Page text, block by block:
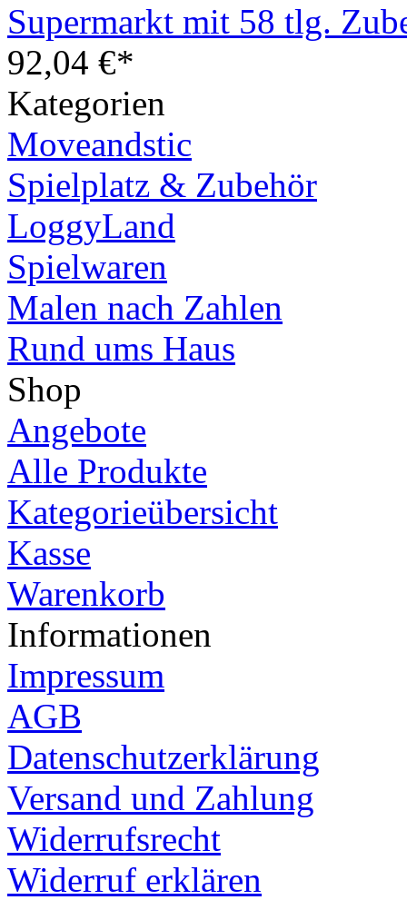
Supermarkt mit 58 tlg.
92,04 €*
Kategorien
Moveandstic
Spielplatz & Zubehör
LoggyLand
Spielwaren
Malen nach Zahlen
Rund ums Haus
Shop
Angebote
Alle Produkte
Kategorieübersicht
Kasse
Warenkorb
Informationen
Impressum
AGB
Datenschutzerklärung
Versand und Zahlung
Widerrufsrecht
Widerruf erklären